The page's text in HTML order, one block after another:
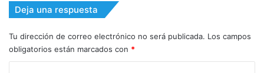
Deja una respuesta
Tu dirección de correo electrónico no será publicada. Los campos
obligatorios están marcados con *